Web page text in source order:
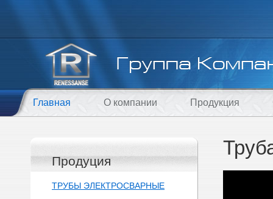
Главная О компании Продукция
Продуция
ТРУБЫ ЭЛЕКТРОСВАРНЫЕ